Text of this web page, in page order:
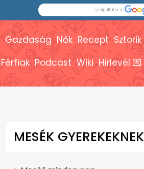
Gazdaság Nők Recept Sztorik
Férfiak Podcast Wiki Hírlevél 💌
MESÉK GYEREKEKNEK